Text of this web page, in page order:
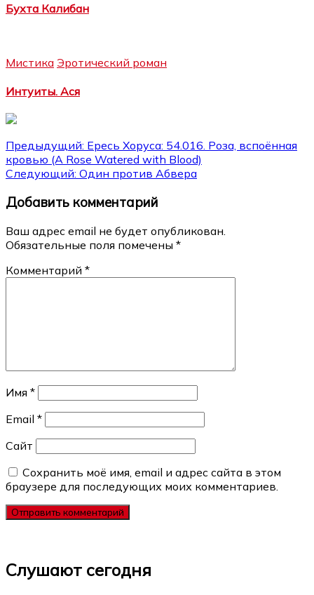
Бухта Калибан
Мистика Эротический роман
Интуиты. Ася
Навигация
по
записям
Предыдущий: Ересь Хоруса: 54.016. Роза, вспоённая
кровью (A Rose Watered with Blood)
Следующий: Один против Абвера
Добавить комментарий
Ваш адрес email не будет опубликован.
Обязательные поля помечены *
Комментарий *
Имя *
Email *
Сайт
Сохранить моё имя, email и адрес сайта в этом
браузере для последующих моих комментариев.
Слушают сегодня